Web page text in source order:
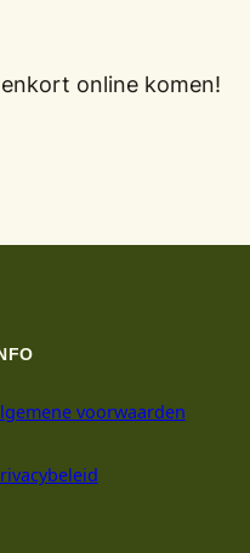
online komen!
voorwaarden